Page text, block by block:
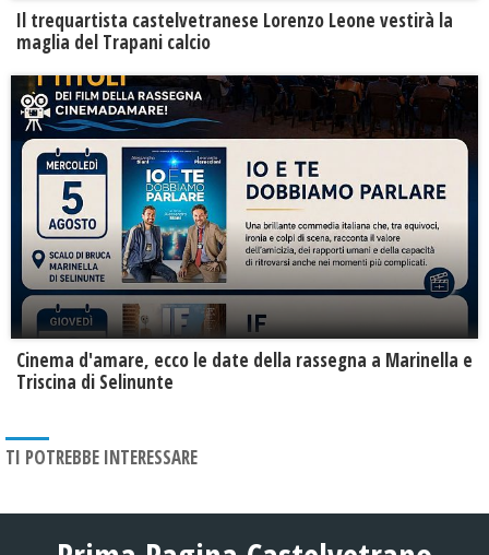
Il trequartista castelvetranese Lorenzo Leone vestirà la
maglia del Trapani calcio
Cinema d'amare, ecco le date della rassegna a Marinella e
Triscina di Selinunte
TI POTREBBE INTERESSARE